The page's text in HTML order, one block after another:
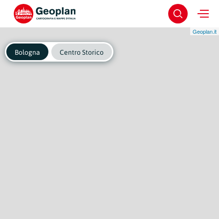
Geoplan.it
Bologna Centro Storico